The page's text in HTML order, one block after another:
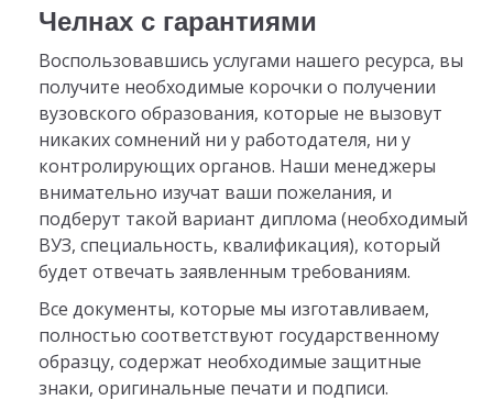
Челнах с гарантиями
Воспользовавшись услугами нашего ресурса, вы
получите необходимые корочки о получении
вузовского образования, которые не вызовут
никаких сомнений ни у работодателя, ни у
контролирующих органов. Наши менеджеры
внимательно изучат ваши пожелания, и
подберут такой вариант диплома (необходимый
ВУЗ, специальность, квалификация), который
будет отвечать заявленным требованиям.
Все документы, которые мы изготавливаем,
полностью соответствуют государственному
образцу, содержат необходимые защитные
знаки, оригинальные печати и подписи.